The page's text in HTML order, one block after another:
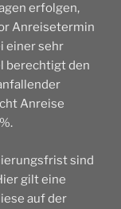
erfolgen,
Anreisetermin
einer sehr
berechtigt den
Anreise
sind
gilt eine
auf der